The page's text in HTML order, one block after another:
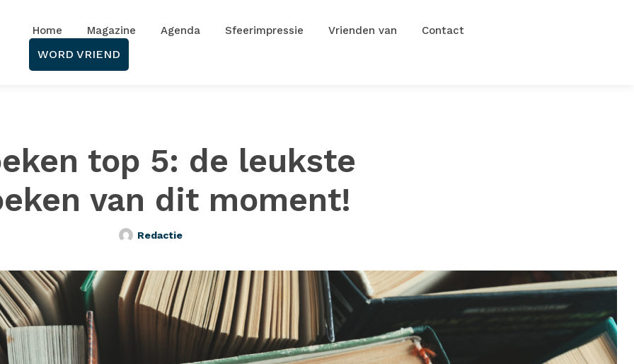
Home Magazine Agenda Sfeerimpressie Vrienden van Contact
WORD VRIEND
top 5: de leukste
van dit moment!
Redactie